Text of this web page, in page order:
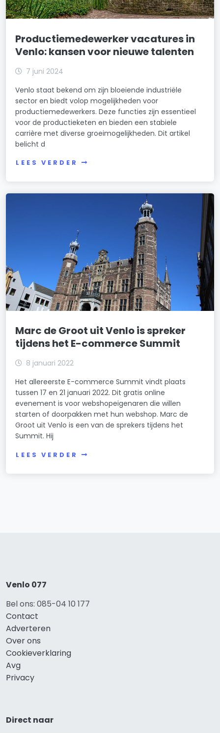
Productiemedewerker vacatures in
Venlo: kansen voor nieuwe talenten
7 juni 2024
Venlo staat bekend om zijn bloeiende industriële
sector en biedt volop mogelijkheden voor
productiemedewerkers. Deze functies zijn essentieel
voor de productieketen en bieden een stabiele
carrière met diverse groeimogelijkheden. Dit artikel
belicht d
LEES VERDER
Marc de Groot uit Venlo is spreker
tijdens het E-commerce Summit
8 januari 2022
Het allereerste E-commerce Summit vindt plaats
tussen 17 en 21 januari 2022. Dit gratis online
evenement is voor webshopeigenaren die willen
starten of doorpakken met hun webshop. Marc de
Groot uit Venlo is een van de sprekers tijdens het
Summit. Hij
LEES VERDER
Venlo 077
Bel ons: 085-04 10 177
Contact
Adverteren
Over ons
Cookieverklaring
Avg
Privacy
Direct naar